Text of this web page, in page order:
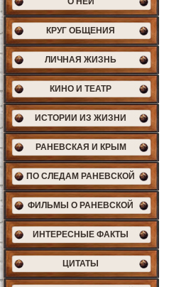
КРУГ ОБЩЕНИЯ
ЛИЧНАЯ ЖИЗНЬ
КИНО И ТЕАТР
ИСТОРИИ ИЗ ЖИЗНИ
РАНЕВСКАЯ И КРЫМ
ПО СЛЕДАМ РАНЕВСКОЙ
ФИЛЬМЫ О РАНЕВСКОЙ
ИНТЕРЕСНЫЕ ФАКТЫ
ЦИТАТЫ